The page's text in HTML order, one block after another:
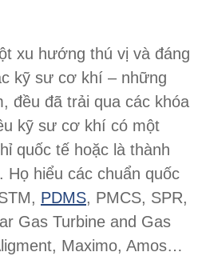
xu hướng thú vị và đáng
kỹ sư cơ khí – những
đều đã trải qua các khóa
kỹ sư cơ khí có một
quốc tế hoặc là thành
Họ hiểu các chuẩn quốc
PDMS, PMCS, SPR,
Gas Turbine and Gas
Maximo, Amos…